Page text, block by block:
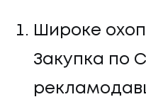
Широке
Закупка по